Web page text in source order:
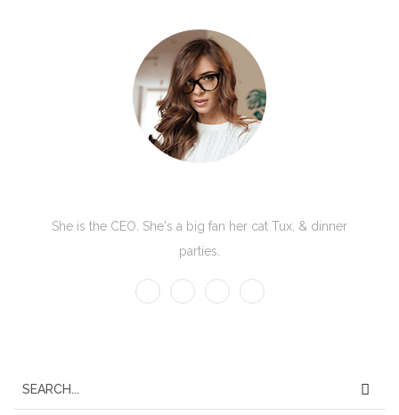
She is the CEO. She's a big fan her cat Tux, & dinner
parties.